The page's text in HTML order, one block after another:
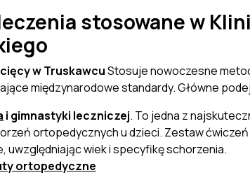
stosowane w
w TruskawcuStosuje nowoczesne
międzynarodowe standardy. Główne
i gimnastyki leczniczej. To jedna z
ortopedycznych u dzieci. Zestaw
uwzględniając wiek i specyfikę schorzenia.
ortopedyczne